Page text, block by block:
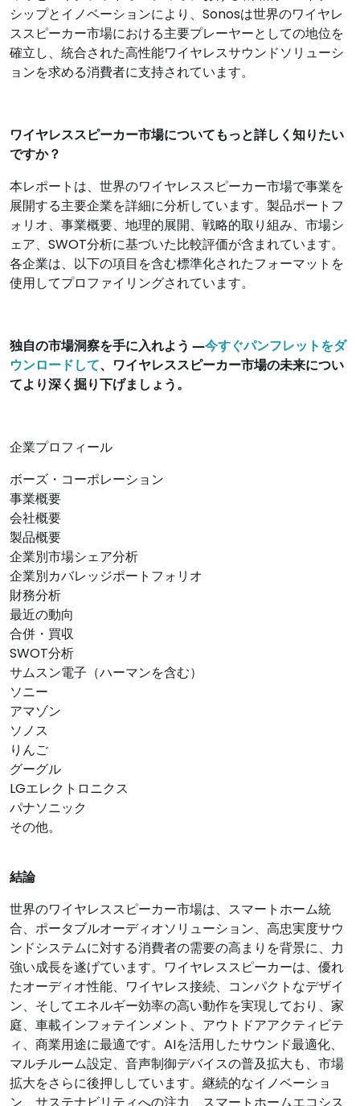
シップとイノベーションにより、Sonosは世界のワイヤレ
ススピーカー市場における主要プレーヤーとしての地位を
確立し、統合された高性能ワイヤレスサウンドソリューシ
ョンを求める消費者に支持されています。
ワイヤレススピーカー市場についてもっと詳しく知りたい
ですか？
本レポートは、世界のワイヤレススピーカー市場で事業を
展開する主要企業を詳細に分析しています。製品ポートフ
ォリオ、事業概要、地理的展開、戦略的取り組み、市場シ
ェア、SWOT分析に基づいた比較評価が含まれています。
各企業は、以下の項目を含む標準化されたフォーマットを
使用してプロファイリングされています。
独自の市場洞察を手に入れよう ―今すぐパンフレットをダ
ウンロードして、ワイヤレススピーカー市場の未来につい
てより深く掘り下げましょう。
企業プロフィール
ボーズ・コーポレーション
事業概要
会社概要
製品概要
企業別市場シェア分析
企業別カバレッジポートフォリオ
財務分析
最近の動向
合併・買収
SWOT分析
サムスン電子（ハーマンを含む）
ソニー
アマゾン
ソノス
りんご
グーグル
LGエレクトロニクス
パナソニック
その他。
結論
世界のワイヤレススピーカー市場は、スマートホーム統
合、ポータブルオーディオソリューション、高忠実度サウ
ンドシステムに対する消費者の需要の高まりを背景に、力
強い成長を遂げています。ワイヤレススピーカーは、優れ
たオーディオ性能、ワイヤレス接続、コンパクトなデザイ
ン、そしてエネルギー効率の高い動作を実現しており、家
庭、車載インフォテインメント、アウトドアアクティビテ
ィ、商業用途に最適です。AIを活用したサウンド最適化、
マルチルーム設定、音声制御デバイスの普及拡大も、市場
拡大をさらに後押ししています。継続的なイノベーショ